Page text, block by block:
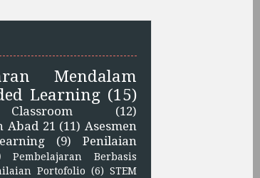
Mendalam
Learning (15)
(12)
Abad 21 (11) Asesmen
(9)
Penilaian
Pembelajaran Berbasis
Portofolio (6) STEM